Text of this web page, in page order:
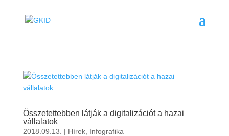
Összetettebben látják a digitalizációt a hazai
vállalatok
2018.09.13. | Hírek, Infografika